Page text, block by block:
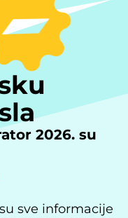
2026. su
sve informacije